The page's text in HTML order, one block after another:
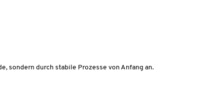
sondern durch stabile Prozesse von Anfang an.